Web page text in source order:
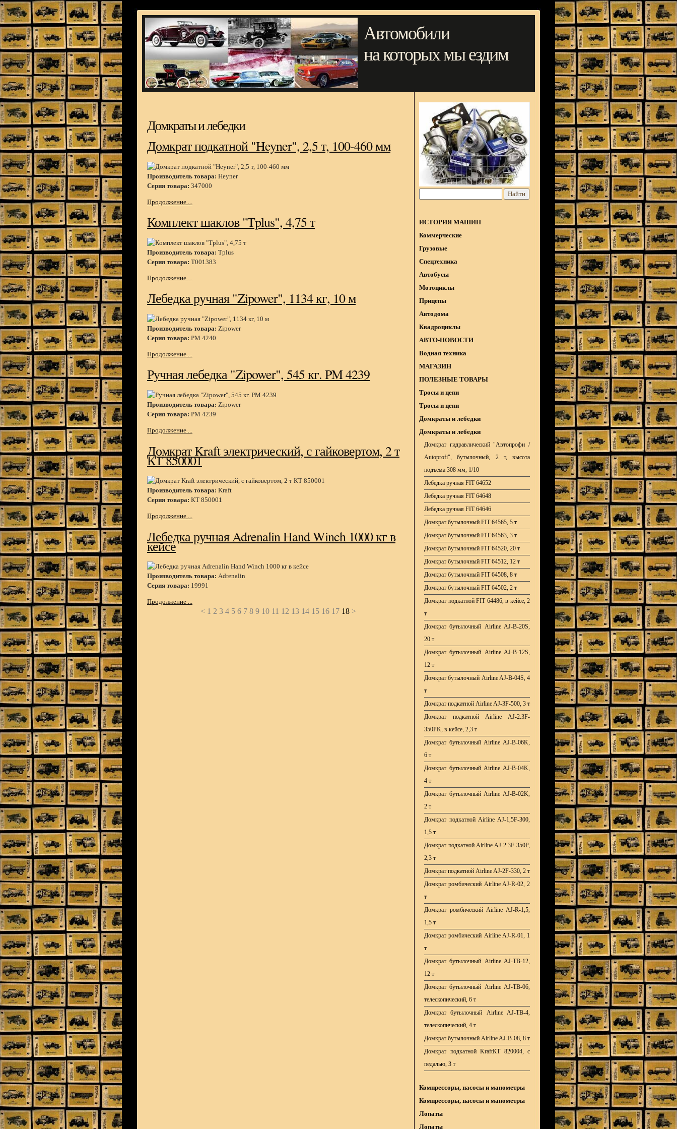
Автомобили
на которых мы ездим
Домкраты и лебедки
Домкрат подкатной "Heyner", 2,5 т, 100-460 мм
Производитель товара: Heyner
Серия товара: 347000
Продолжение ...
Комплект шаклов "Tplus", 4,75 т
Производитель товара: Tplus
Серия товара: T001383
Продолжение ...
Лебедка ручная "Zipower", 1134 кг, 10 м
Производитель товара: Zipower
Серия товара: PM 4240
Продолжение ...
Ручная лебедка "Zipower", 545 кг. PM 4239
Производитель товара: Zipower
Серия товара: PM 4239
Продолжение ...
Домкрат Kraft электрический, с гайковертом, 2 т
КТ 850001
Производитель товара: Kraft
Серия товара: КТ 850001
Продолжение ...
Лебедка ручная Adrenalin Hand Winch 1000 кг в
кейсе
Производитель товара: Adrenalin
Серия товара: 19991
Продолжение ...
< 1 2 3 4 5 6 7 8 9 10 11 12 13 14 15 16 17 18 >
ИСТОРИЯ МАШИН
Коммерческие
Грузовые
Спецтехника
Автобусы
Мотоциклы
Прицепы
Автодома
Квадроциклы
АВТО-НОВОСТИ
Водная техника
МАГАЗИН
ПОЛЕЗНЫЕ ТОВАРЫ
Тросы и цепи
Тросы и цепи
Домкраты и лебедки
Домкраты и лебедки
Домкрат гидравлический "Автопрофи /
Autoprofi", бутылочный, 2 т, высота
подъема 308 мм, 1/10
Лебедка ручная FIT 64652
Лебедка ручная FIT 64648
Лебедка ручная FIT 64646
Домкрат бутылочный FIT 64565, 5 т
Домкрат бутылочный FIT 64563, 3 т
Домкрат бутылочный FIT 64520, 20 т
Домкрат бутылочный FIT 64512, 12 т
Домкрат бутылочный FIT 64508, 8 т
Домкрат бутылочный FIT 64502, 2 т
Домкрат подкатной FIT 64486, в кейсе, 2
т
Домкрат бутылочный Airline AJ-B-20S,
20 т
Домкрат бутылочный Airline AJ-B-12S,
12 т
Домкрат бутылочный Airline AJ-B-04S, 4
т
Домкрат подкатной Airline AJ-3F-500, 3 т
Домкрат подкатной Airline AJ-2.3F-
350PK, в кейсе, 2,3 т
Домкрат бутылочный Airline AJ-B-06K,
6 т
Домкрат бутылочный Airline AJ-B-04K,
4 т
Домкрат бутылочный Airline AJ-B-02K,
2 т
Домкрат подкатной Airline AJ-1,5F-300,
1,5 т
Домкрат подкатной Airline AJ-2.3F-350P,
2,3 т
Домкрат подкатной Airline AJ-2F-330, 2 т
Домкрат ромбический Airline AJ-R-02, 2
т
Домкрат ромбический Airline AJ-R-1,5,
1,5 т
Домкрат ромбический Airline AJ-R-01, 1
т
Домкрат бутылочный Airline AJ-TB-12,
12 т
Домкрат бутылочный Airline AJ-TB-06,
телескопический, 6 т
Домкрат бутылочный Airline AJ-TB-4,
телескопический, 4 т
Домкрат бутылочный Airline AJ-B-08, 8 т
Домкрат подкатной KraftКТ 820004, с
педалью, 3 т
Компрессоры, насосы и манометры
Компрессоры, насосы и манометры
Лопаты
Лопаты